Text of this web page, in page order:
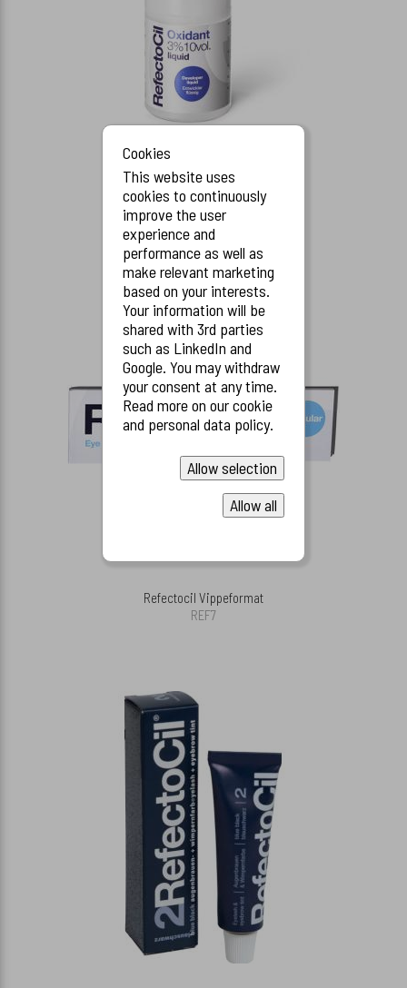
Refectocil Oxidant 3% Flydende
REF66
Refectocil Vippeformat
REF7
Cookies
This website uses
cookies to continuously
improve the user
experience and
performance as well as
make relevant marketing
based on your interests.
Your information will be
shared with 3rd parties
such as LinkedIn and
Google. You may withdraw
your consent at any time.
Read more on our cookie
and personal data policy.
Allow selection
Allow all